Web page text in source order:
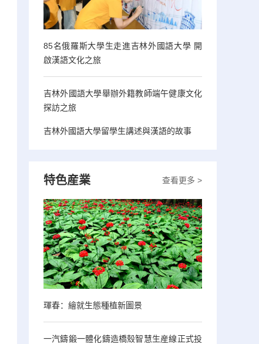
85名俄羅斯大學生走進吉林外國語大學 開
啟漢語文化之旅
吉林外國語大學舉辦外籍教師端午健康文化
探訪之旅
吉林外國語大學留學生講述與漢語的故事
查看更多 >
特色産業
琿春：繪就生態種植新圖景
一汽鑄鍛一體化鑄造橋殼智慧生産線正式投